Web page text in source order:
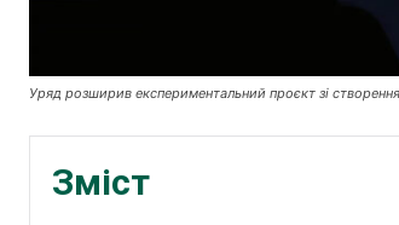
Уряд розширив експериментальний проєкт зі
Зміст